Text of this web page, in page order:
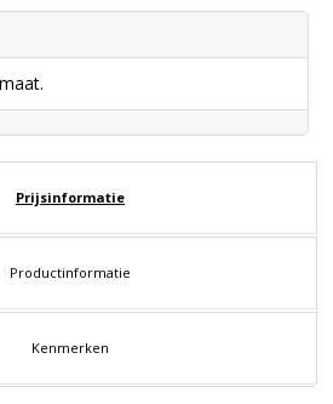
Prijsinformatie
Productinformatie
Kenmerken